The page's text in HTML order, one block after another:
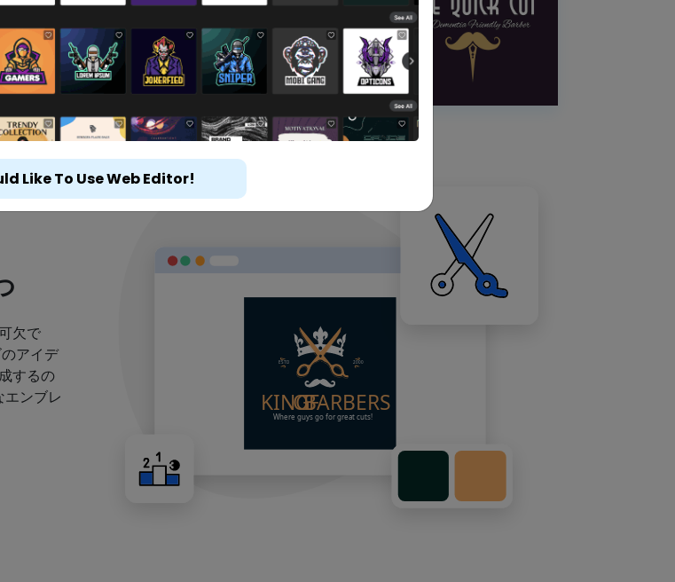
欠で
アイデ
するの
エンブレ
Like To Use Web Editor!